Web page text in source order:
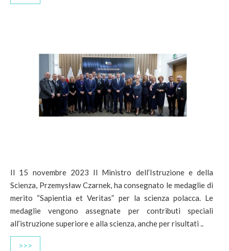
Il 15 novembre 2023 Il Ministro dell’Istruzione e della
Scienza, Przemysław Czarnek, ha consegnato le medaglie di
merito “Sapientia et Veritas” per la scienza polacca. Le
medaglie vengono assegnate per contributi speciali
all’istruzione superiore e alla scienza, anche per risultati ..
>>>